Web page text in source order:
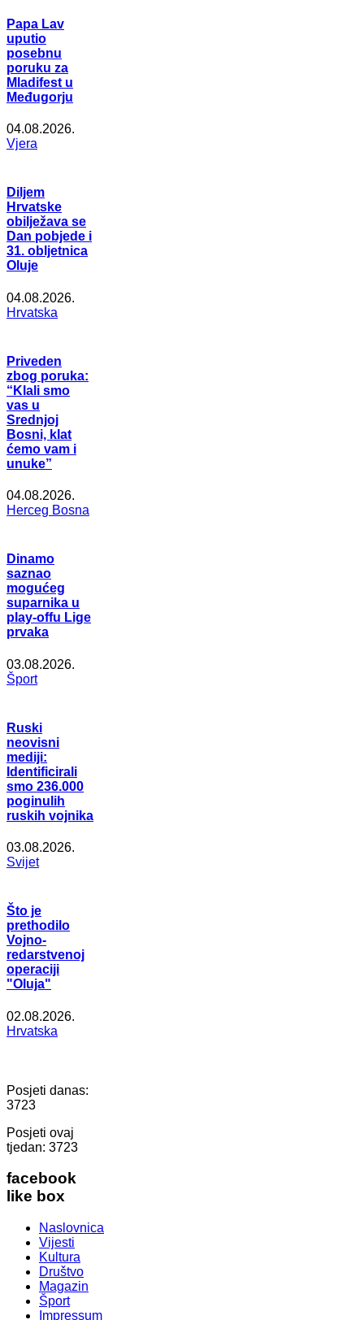
Papa Lav
uputio
posebnu
poruku za
Mladifest u
Međugorju
04.08.2026.
Vjera
Diljem
Hrvatske
obilježava se
Dan pobjede i
31. obljetnica
Oluje
04.08.2026.
Hrvatska
Priveden
zbog poruka:
“Klali smo
vas u
Srednjoj
Bosni, klat
ćemo vam i
unuke”
04.08.2026.
Herceg Bosna
Dinamo
saznao
mogućeg
suparnika u
play-offu Lige
prvaka
03.08.2026.
Šport
Ruski
neovisni
mediji:
Identificirali
smo 236.000
poginulih
ruskih vojnika
03.08.2026.
Svijet
Što je
prethodilo
Vojno-
redarstvenoj
operaciji
"Oluja"
02.08.2026.
Hrvatska
Posjeti danas:
3723
Posjeti ovaj
tjedan: 3723
facebook
like box
Naslovnica
Vijesti
Kultura
Društvo
Magazin
Šport
Impressum